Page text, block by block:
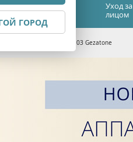
ГОРОД
Эстетическая
медицина
Уход за
лицом
с 5 насадками Biolift 4 103 Gezatone